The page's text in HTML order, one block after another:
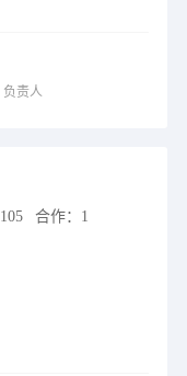
负责人
105 合作： 1